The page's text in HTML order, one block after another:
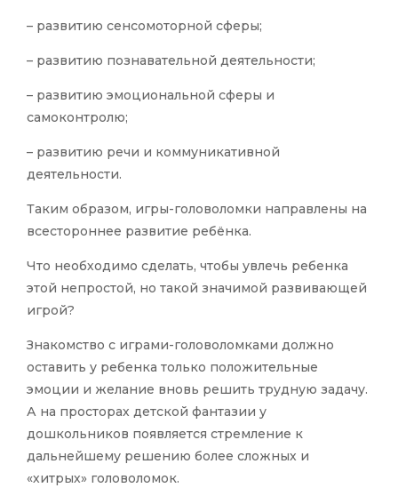
– развитию сенсомоторной сферы;
– развитию познавательной деятельности;
– развитию эмоциональной сферы и
самоконтролю;
– развитию речи и коммуникативной
деятельности.
Таким образом, игры-головоломки направлены на
всестороннее развитие ребёнка.
Что необходимо сделать, чтобы увлечь ребенка
этой непростой, но такой значимой развивающей
игрой?
Знакомство с играми-головоломками должно
оставить у ребенка только положительные
эмоции и желание вновь решить трудную задачу.
А на просторах детской фантазии у
дошкольников появляется стремление к
дальнейшему решению более сложных и
«хитрых» головоломок.